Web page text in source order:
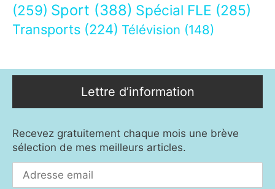
(259) Sport (388) Spécial FLE (285)
Transports (224) Télévision (148)
Lettre d’information
Recevez gratuitement chaque mois une brève
sélection de mes meilleurs articles.